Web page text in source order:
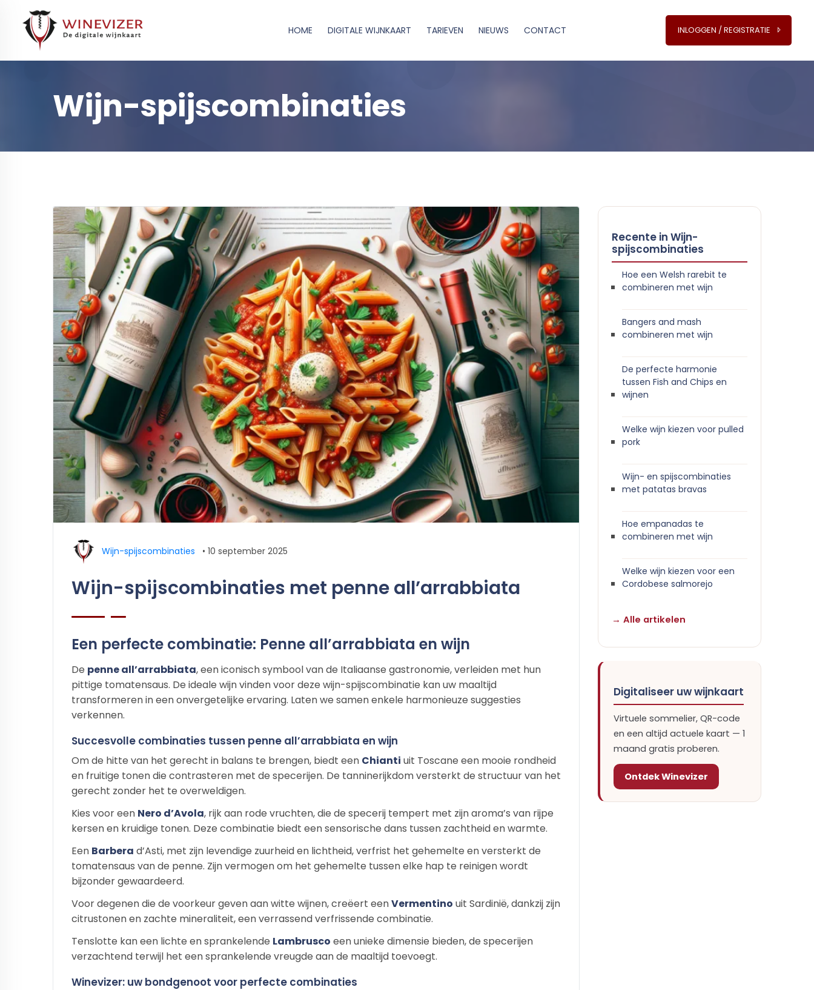
HOME DIGITALE WIJNKAART TARIEVEN NIEUWS CONTACT INLOGGEN / REGISTRATIE
Wijn-spijscombinaties
Wijn-spijscombinaties • 10 september 2025
Wijn-spijscombinaties met penne all’arrabbiata
Een perfecte combinatie: Penne all’arrabbiata en wijn
De penne all’arrabbiata, een iconisch symbool van de Italiaanse gastronomie, verleiden met hun
pittige tomatensaus. De ideale wijn vinden voor deze wijn-spijscombinatie kan uw maaltijd
transformeren in een onvergetelijke ervaring. Laten we samen enkele harmonieuze suggesties
verkennen.
Succesvolle combinaties tussen penne all’arrabbiata en wijn
Om de hitte van het gerecht in balans te brengen, biedt een Chianti uit Toscane een mooie rondheid
en fruitige tonen die contrasteren met de specerijen. De tanninerijkdom versterkt de structuur van het
gerecht zonder het te overweldigen.
Kies voor een Nero d’Avola, rijk aan rode vruchten, die de specerij tempert met zijn aroma’s van rijpe
kersen en kruidige tonen. Deze combinatie biedt een sensorische dans tussen zachtheid en warmte.
Een Barbera d’Asti, met zijn levendige zuurheid en lichtheid, verfrist het gehemelte en versterkt de
tomatensaus van de penne. Zijn vermogen om het gehemelte tussen elke hap te reinigen wordt
bijzonder gewaardeerd.
Voor degenen die de voorkeur geven aan witte wijnen, creëert eenVermentino uit Sardinië, dankzij zijn
citrustonen en zachte mineraliteit, een verrassend verfrissende combinatie.
Tenslotte kan een lichte en sprankelende Lambrusco een unieke dimensie bieden, de specerijen
verzachtend terwijl het een sprankelende vreugde aan de maaltijd toevoegt.
Winevizer: uw bondgenoot voor perfecte combinaties
Recente in Wijn-
spijscombinaties
Hoe een Welsh rarebit te
combineren met wijn
Bangers and mash
combineren met wijn
De perfecte harmonie
tussen Fish and Chips en
wijnen
Welke wijn kiezen voor pulled
pork
Wijn- en spijscombinaties
met patatas bravas
Hoe empanadas te
combineren met wijn
Welke wijn kiezen voor een
Cordobese salmorejo
→ Alle artikelen
Digitaliseer uw wijnkaart
Virtuele sommelier, QR-code
en een altijd actuele kaart — 1
maand gratis proberen.
Ontdek Winevizer